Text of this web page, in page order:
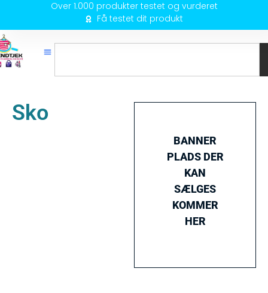
Over 1.000 produkter testet og vurderet
Få testet dit produkt
Sko
BANNER
PLADS DER
KAN
SÆLGES
KOMMER
HER